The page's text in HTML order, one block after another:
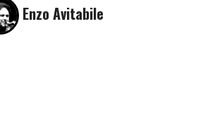
Enzo Avitabile